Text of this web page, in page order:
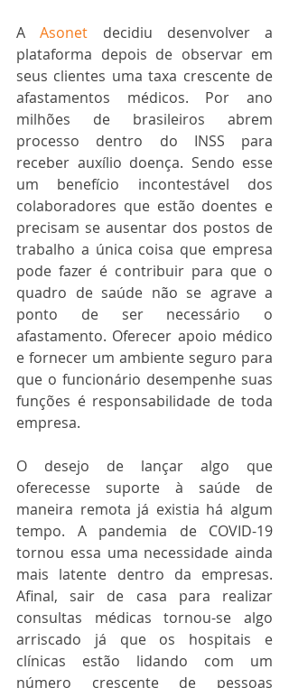
A Asonet decidiu desenvolver a
plataforma depois de observar em
seus clientes uma taxa crescente de
afastamentos médicos. Por ano
milhões de brasileiros abrem
processo dentro do INSS para
receber auxílio doença. Sendo esse
um benefício incontestável dos
colaboradores que estão doentes e
precisam se ausentar dos postos de
trabalho a única coisa que empresa
pode fazer é contribuir para que o
quadro de saúde não se agrave a
ponto de ser necessário o
afastamento. Oferecer apoio médico
e fornecer um ambiente seguro para
que o funcionário desempenhe suas
funções é responsabilidade de toda
empresa.
O desejo de lançar algo que
oferecesse suporte à saúde de
maneira remota já existia há algum
tempo. A pandemia de COVID-19
tornou essa uma necessidade ainda
mais latente dentro da empresas.
Afinal, sair de casa para realizar
consultas médicas tornou-se algo
arriscado já que os hospitais e
clínicas estão lidando com um
número crescente de pessoas